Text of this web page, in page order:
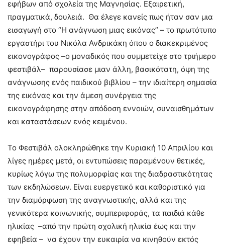
εφήβων από σχολεία της Μαγνησίας. Εξαιρετική,
πραγματικά, δουλειά. Θα έλεγε κανείς πως ήταν σαν μια
εισαγωγή στo “H ανάγνωση μιας εικόνας” – το πρωτότυπο
εργαστήρι του Νικόλα Ανδρικάκη όπου ο διακεκριμένος
εικονογράφος –ο μοναδικός που συμμετείχε στο τριήμερο
φεστιβάλ– παρουσίασε μιαν άλλη, βασικότατη, όψη της
ανάγνωσης ενός παιδικού βιβλίου – την ιδιαίτερη σημασία
της εικόνας και την άμεση συνέργεια της
εικονογράφησης στην απόδοση εννοιών, συναισθημάτων
και καταστάσεων ενός κειμένου.
Το Φεστιβάλ ολοκληρώθηκε την Κυριακή 10 Απριλίου και
λίγες ημέρες μετά, οι εντυπώσεις παραμένουν θετικές,
κυρίως λόγω της πολυμορφίας και της διαδραστικότητας
των εκδηλώσεων. Είναι ευεργετικό και καθοριστικό για
την διαμόρφωση της αναγνωστικής, αλλά και της
γενικότερα κοινωνικής, συμπεριφοράς, τα παιδιά κάθε
ηλικίας –από την πρώτη σχολική ηλικία έως και την
εφηβεία – να έχουν την ευκαιρία να κινηθούν εκτός